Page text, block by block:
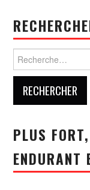
Rechercher :
PLUS
ENDURANT